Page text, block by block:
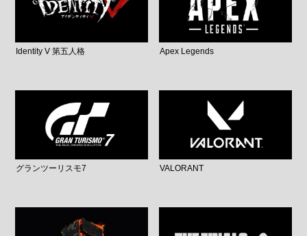
Identity V 第五人格 Apex Legends
グランツーリスモ7 VALORANT